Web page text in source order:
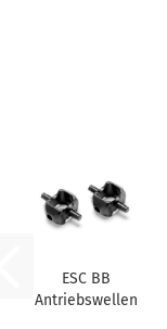
ESC BB
Antriebswellen